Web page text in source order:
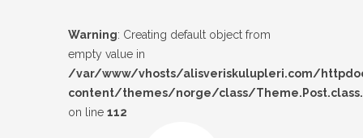
Warning: Creating default object from
empty value in
/var/www/vhosts/alisveriskulupleri.com/
content/themes/norge/class/
on line 112